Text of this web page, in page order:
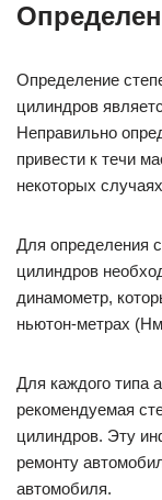
Определение
цилиндров
Неправильно
привести к течи
некоторых
Для определения
цилиндров
динамометр,
ньютон-метрах
Для каждого типа
рекомендуемая
цилиндров. Эту
ремонту
автомобиля.